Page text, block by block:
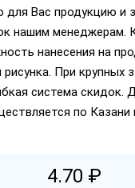
для Вас продукцию и
нашим менеджерам.
нанесения на
рисунка. При крупных
система скидок.
по Казани
4.70 ₽